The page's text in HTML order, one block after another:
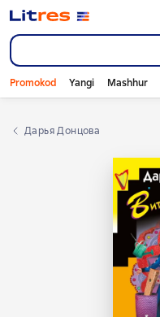
Promokod Yangi Mashhur
Дарья Донцова